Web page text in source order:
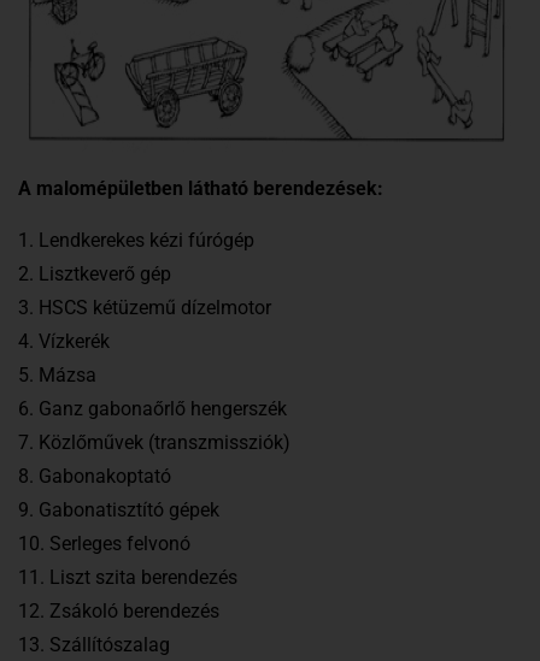
A malomépületben látható berendezések:
1. Lendkerekes kézi fúrógép
2. Lisztkeverő gép
3. HSCS kétüzemű dízelmotor
4. Vízkerék
5. Mázsa
6. Ganz gabonaőrlő hengerszék
7. Közlőművek (transzmissziók)
8. Gabonakoptató
9. Gabonatisztító gépek
10. Serleges felvonó
11. Liszt szita berendezés
12. Zsákoló berendezés
13. Szállítószalag